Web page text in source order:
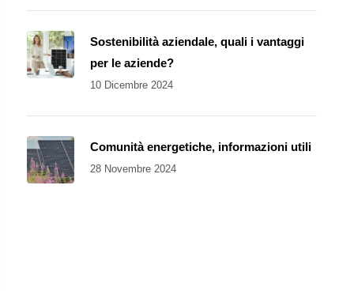
Sostenibilità aziendale, quali i vantaggi
per le aziende?
10 Dicembre 2024
Comunità energetiche, informazioni utili
28 Novembre 2024